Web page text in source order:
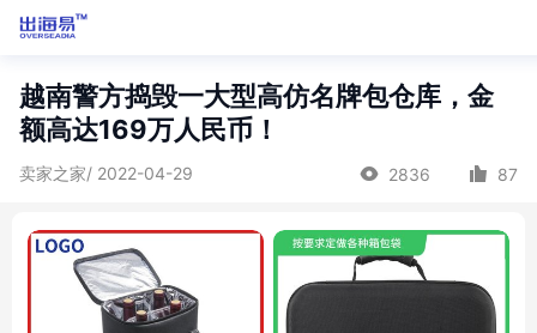
越南警方捣毁一大型高仿名牌包仓库，金
额高达169万人民币！
卖家之家/ 2022-04-29 2836 87